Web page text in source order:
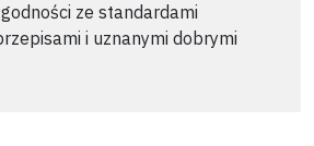
ze standardami
i uznanymi dobrymi